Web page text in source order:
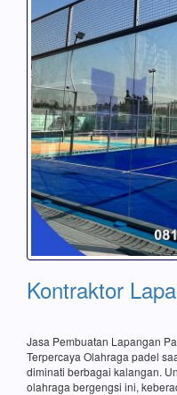
Kontraktor
Jasa Pembuatan Lapangan
Terpercaya Olahraga padel
diminati berbagai kalangan.
olahraga bergengsi ini,